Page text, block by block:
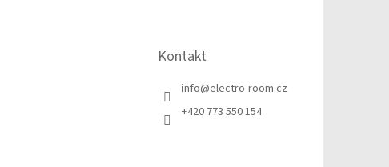
Kontakt
info@electro-room.cz
+420 773 550 154